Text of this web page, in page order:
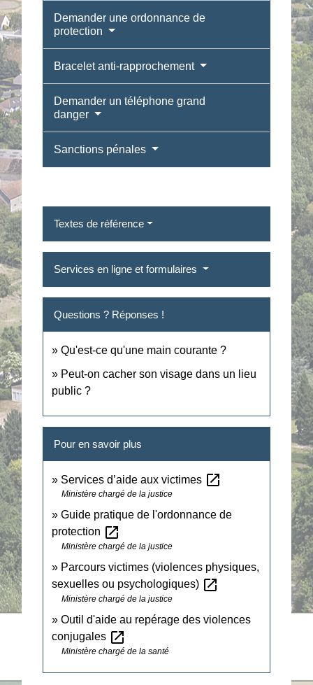
Demander une ordonnance de
protection
Bracelet anti-rapprochement
Demander un téléphone grand
danger
Sanctions pénales
Textes de référence
Services en ligne et formulaires
Questions ? Réponses !
Qu'est-ce qu'une main courante ?
Peut-on cacher son visage dans un lieu
public ?
Pour en savoir plus
Services d’aide aux victimes open_in_new
Ministère chargé de la justice
Guide pratique de l'ordonnance de
protection open_in_new
Ministère chargé de la justice
Parcours victimes (violences physiques,
sexuelles ou psychologiques) open_in_new
Ministère chargé de la justice
Outil d'aide au repérage des violences
conjugales open_in_new
Ministère chargé de la santé